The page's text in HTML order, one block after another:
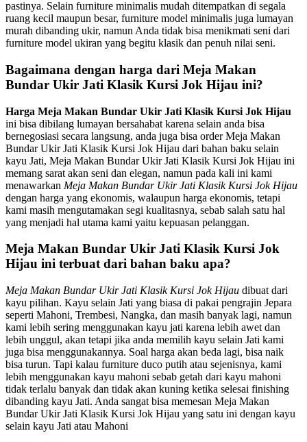
pastinya. Selain furniture minimalis mudah ditempatkan di segala
ruang kecil maupun besar, furniture model minimalis juga lumayan
murah dibanding ukir, namun Anda tidak bisa menikmati seni dari
furniture model ukiran yang begitu klasik dan penuh nilai seni.
Bagaimana dengan harga dari Meja Makan
Bundar Ukir Jati Klasik Kursi Jok Hijau ini?
Harga Meja Makan Bundar Ukir Jati Klasik Kursi Jok Hijau
ini bisa dibilang lumayan bersahabat karena selain anda bisa
bernegosiasi secara langsung, anda juga bisa order Meja Makan
Bundar Ukir Jati Klasik Kursi Jok Hijau dari bahan baku selain
kayu Jati, Meja Makan Bundar Ukir Jati Klasik Kursi Jok Hijau ini
memang sarat akan seni dan elegan, namun pada kali ini kami
menawarkan Meja Makan Bundar Ukir Jati Klasik Kursi Jok Hijau
dengan harga yang ekonomis, walaupun harga ekonomis, tetapi
kami masih mengutamakan segi kualitasnya, sebab salah satu hal
yang menjadi hal utama kami yaitu kepuasan pelanggan.
Meja Makan Bundar Ukir Jati Klasik Kursi Jok
Hijau ini terbuat dari bahan baku apa?
Meja Makan Bundar Ukir Jati Klasik Kursi Jok Hijau dibuat dari
kayu pilihan. Kayu selain Jati yang biasa di pakai pengrajin Jepara
seperti Mahoni, Trembesi, Nangka, dan masih banyak lagi, namun
kami lebih sering menggunakan kayu jati karena lebih awet dan
lebih unggul, akan tetapi jika anda memilih kayu selain Jati kami
juga bisa menggunakannya. Soal harga akan beda lagi, bisa naik
bisa turun. Tapi kalau furniture duco putih atau sejenisnya, kami
lebih menggunakan kayu mahoni sebab getah dari kayu mahoni
tidak terlalu banyak dan tidak akan kuning ketika selesai finishing
dibanding kayu Jati. Anda sangat bisa memesan Meja Makan
Bundar Ukir Jati Klasik Kursi Jok Hijau yang satu ini dengan kayu
selain kayu Jati atau Mahoni